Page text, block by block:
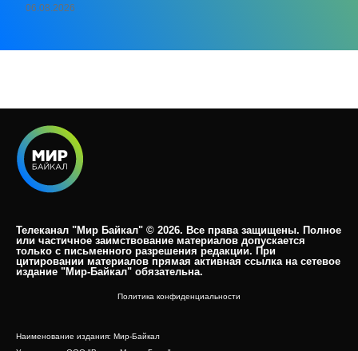
06.08.2026
Телеканал "Мир Байкал" © 2026. Все права защищены. Полное
или частичное заимствование материалов допускается
только с письменного разрешения редакции. При
цитировании материалов прямая активная ссылка на сетевое
издание "Мир-Байкал" обязательна.​
Политика конфиденциальности
Наименование издания: Мир-Байкал